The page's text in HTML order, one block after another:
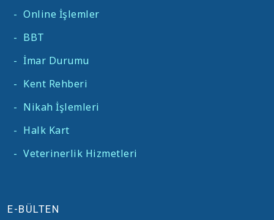
- Online İşlemler
- BBT
- İmar Durumu
- Kent Rehberi
- Nikah İşlemleri
- Halk Kart
- Veterinerlik Hizmetleri
E-BÜLTEN